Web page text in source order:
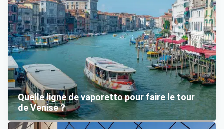
Quelle ligne de vaporetto pour faire le tour
de Venise ?